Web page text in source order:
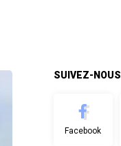
SUIVEZ-NOUS
Facebook